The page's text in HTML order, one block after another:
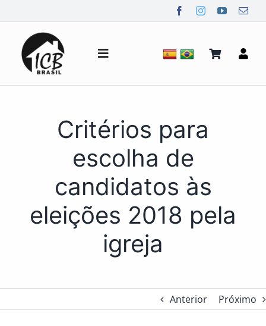
para
conteúdo
Alternar
navegação
Notícias
Mídia
Contato
Critérios para
escolha de
candidatos às
eleições 2018 pela
igreja
Anterior Próximo